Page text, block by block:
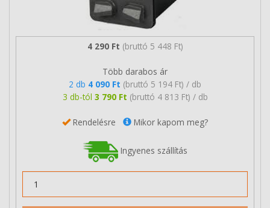
4 290 Ft (bruttó 5 448 Ft)
Több darabos ár
2 db 4 090 Ft (bruttó 5 194 Ft) / db
3 db-tól 3 790 Ft (bruttó 4 813 Ft) / db
Rendelésre Mikor kapom meg?
Ingyenes szállítás